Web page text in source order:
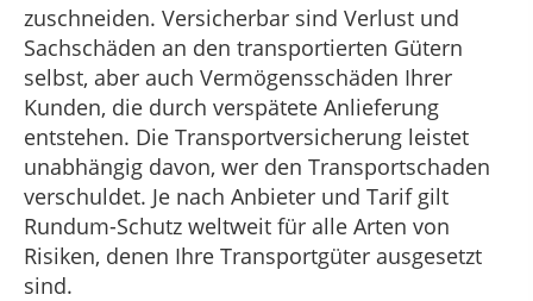
zuschneiden. Versicherbar sind Verlust und
Sachschäden an den transportierten Gütern
selbst, aber auch Vermögensschäden Ihrer
Kunden, die durch verspätete Anlieferung
entstehen. Die Transportversicherung leistet
unabhängig davon, wer den Transportschaden
verschuldet. Je nach Anbieter und Tarif gilt
Rundum-Schutz weltweit für alle Arten von
Risiken, denen Ihre Transportgüter ausgesetzt
sind.